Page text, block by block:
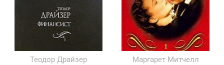
Теодор Драйзер
Маргарет Митчелл